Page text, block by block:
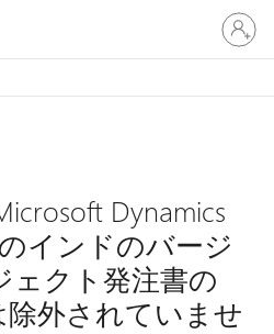
ア
カ
ウ
イ
ン
る
Dynamics
のインドのバージ
ェクト発注書の
除外されていませ